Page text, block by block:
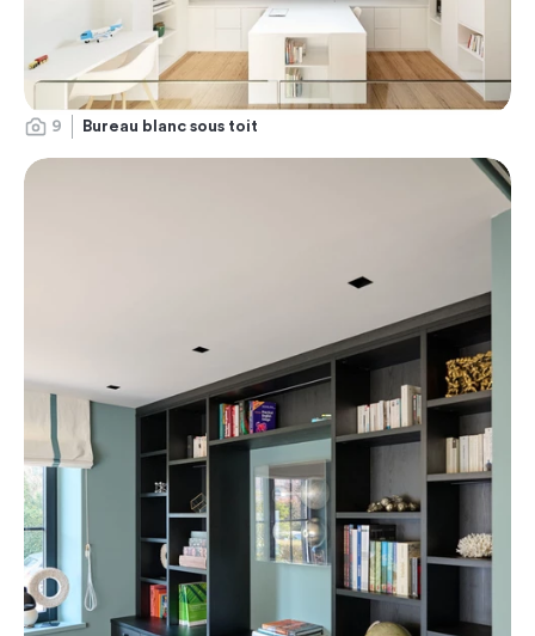
9 Bureau blanc sous toit